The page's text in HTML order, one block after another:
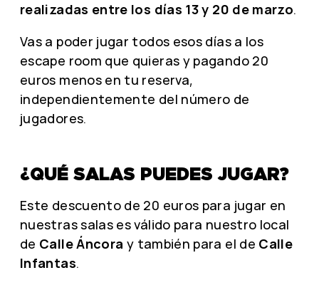
realizadas entre los días 13 y 20 de marzo.
Vas a poder jugar todos esos días a los
escape room que quieras y pagando 20
euros menos en tu reserva,
independientemente del número de
jugadores.
¿QUÉ SALAS PUEDES JUGAR?
Este descuento de 20 euros para jugar en
nuestras salas es válido para nuestro local
de Calle Áncora y también para el de Calle
Infantas.